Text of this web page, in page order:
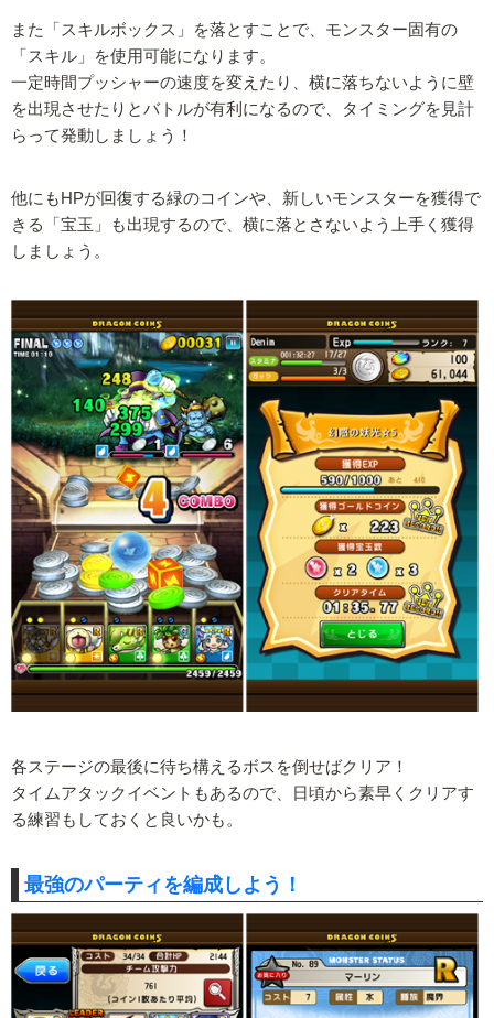
また「スキルボックス」を落とすことで、モンスター固有の
「スキル」を使用可能になります。
一定時間プッシャーの速度を変えたり、横に落ちないように壁
を出現させたりとバトルが有利になるので、タイミングを見計
らって発動しましょう！
他にもHPが回復する緑のコインや、新しいモンスターを獲得で
きる「宝玉」も出現するので、横に落とさないよう上手く獲得
しましょう。
各ステージの最後に待ち構えるボスを倒せばクリア！
タイムアタックイベントもあるので、日頃から素早くクリアす
る練習もしておくと良いかも。
最強のパーティを編成しよう！